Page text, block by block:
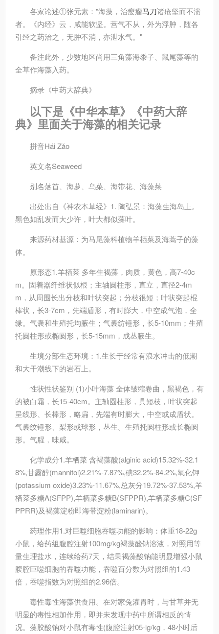
各家论述①张元素："海藻，治瘿瘤马刀诸疮坚而不溃
者。《内经》云，咸能软坚。营气不从，外为浮肿，随各
引经之药治之，无肿不消，亦泄水气。"
备注此外，少数地区尚用三角藻海黍子、鼠尾藻等的
全草作海藻入药。
摘录 《中药大辞典》
以下是《中华本草》《中药大辞
典》里面关于海藻的相关记录
拼音Hái Zǎo
英文名Seaweed
别名落首、海萝、乌菜、海带花、海藻菜
出处出自《神农本草经》1. 陶弘景：海藻生海岛上。
黑色如乱发而大少许，叶大都似藻叶。
来源药材基源：为马尾藻科植物羊栖菜及海蒿子的藻
体。
原形态1.羊栖菜 多年生褐藻，肉质，黄色，高7-40c
m。固着器纤维状似根；主轴圆柱形，直立，直径2-4m
m，从周围长出分枝和叶状突起；分枝很短；叶状突起棍
棒状，长3-7cm，先端盾形，有时膨大，中空成气泡，全
缘。气囊和生殖托均腋生；气囊纺锤形，长5-10mm；生殖
托圆柱形或椭圆形，长5-15mm，成丛腋生。
生境分部生态环境：1.生长于经常有浪水冲击的低潮
和大干潮线下的岩石上。
性状性状鉴别 (1)小叶海藻 全体皱缩卷曲，黑褐色，有
的被白霜，长15-40cm。主轴圆柱形，具短枝，叶状突起
呈线形、长棒形，略扁，先端有时膨大，中空或成盾状。
气囊纹锤形、梨形或球形，丛生。生殖托圆柱形或长椭圆
形。气腥，味咸。
化学成分1.羊栖菜 含褐藻酸(alginic acid)15.32%-32.1
8%,甘露醇(mannitol)2.21%-7.87%,碘32.2%-84.2%,氧化钾
(potassium oxide)3.23%-11.67%,总灰分19.72%-37.53%,羊
栖菜多糖A(SFPP),羊栖菜多糖B(SFPPR),羊栖菜多糖C(SF
PPRR)及褐藻淀粉即海带淀粉(laminarin)。
药理作用1.对巨噬细胞吞噬功能的影响：体重18-22g
小鼠，给药组腹腔注射100mg/kg褐藻酸钠溶液，对照用等
量生理盐水，连续给药7天，结果褐藻酸钠能明显增强小鼠
腹腔巨噬细胞的吞噬功能，吞噬百分数为对照组的1.43
倍，吞噬指数为对照组的2.96倍。
毒性毒性海藻供食用。在对家兔灌胃时，与甘草并无
明显的毒性相加作用，即并未发现中药中所谓相反的情
况。藻胶酸钠对小鼠有毒性(腹腔注射05-lg/kg，48小时后